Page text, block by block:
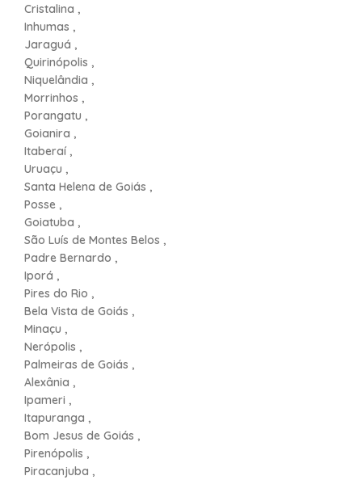
Cristalina ,
Inhumas ,
Jaraguá ,
Quirinópolis ,
Niquelândia ,
Morrinhos ,
Porangatu ,
Goianira ,
Itaberaí ,
Uruaçu ,
Santa Helena de Goiás ,
Posse ,
Goiatuba ,
São Luís de Montes Belos ,
Padre Bernardo ,
Iporá ,
Pires do Rio ,
Bela Vista de Goiás ,
Minaçu ,
Nerópolis ,
Palmeiras de Goiás ,
Alexânia ,
Ipameri ,
Itapuranga ,
Bom Jesus de Goiás ,
Pirenópolis ,
Piracanjuba ,